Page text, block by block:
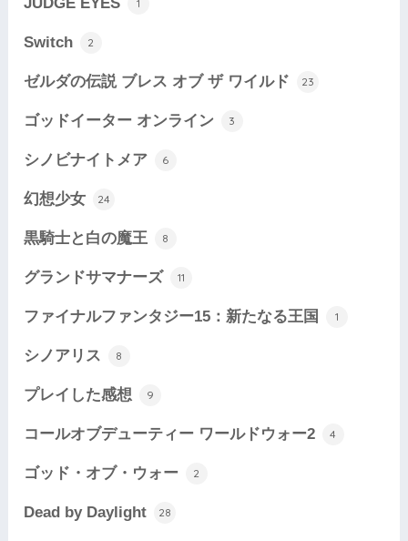
1
Switch 2
ゼルダの伝説 ブレス オブ ザ ワイルド 23
ゴッドイーター オンライン 3
シノビナイトメア 6
幻想少女 24
黒騎士と白の魔王 8
グランドサマナーズ 11
ファイナルファンタジー15：新たなる王国 1
シノアリス 8
プレイした感想 9
コールオブデューティー ワールドウォー2 4
ゴッド・オブ・ウォー 2
Dead by Daylight 28